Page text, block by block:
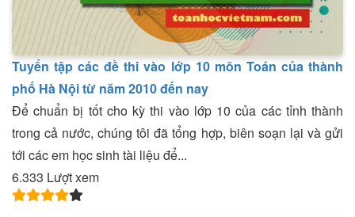
Tuyển tập các đề thi vào lớp 10 môn Toán của thành
phố Hà Nội từ năm 2010 đến nay
Để chuẩn bị tốt cho kỳ thi vào lớp 10 của các tỉnh thành
trong cả nước, chúng tôi đã tổng hợp, biên soạn lại và gửi
tới các em học sinh tài liệu để...
6.333 Lượt xem